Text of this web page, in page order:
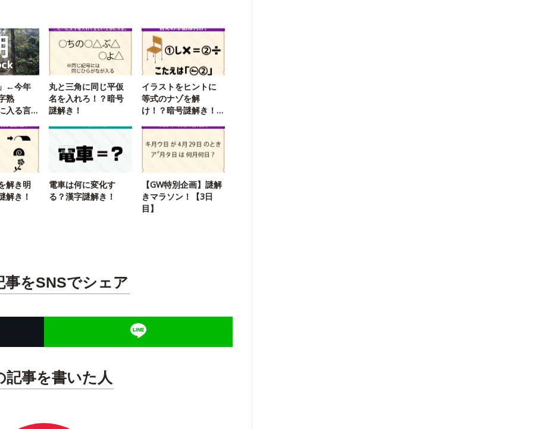
←今年
熟
入る言
丸と三角に同じ平仮
名を入れろ！？暗号
謎解き！
イラストをヒントに
等式のナゾを解
け！？暗号謎解き！
き】
解き明
解き！
電車は何に変化す
る？漢字謎解き！
【GW特別企画】謎解
きマラソン！【3日
目】
事をSNSでシェア
記事を書いた人